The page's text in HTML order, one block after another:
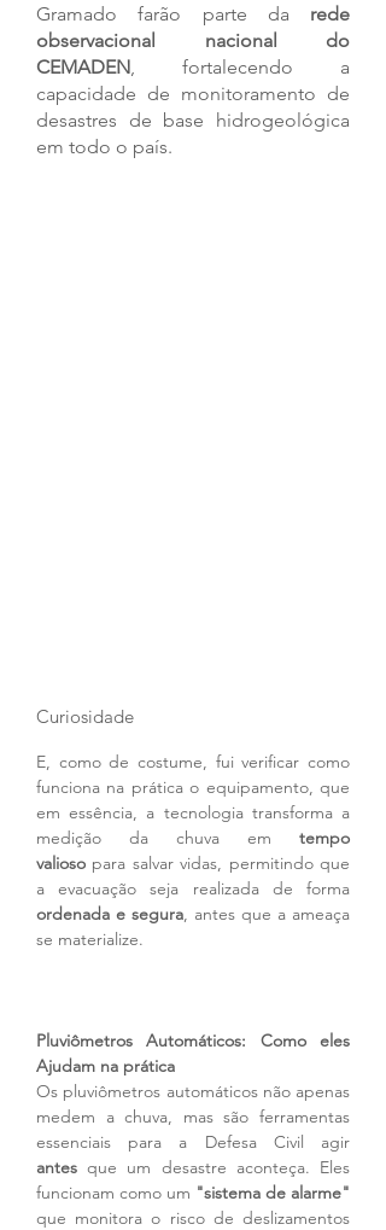
Gramado farão parte da rede
observacional nacional do
CEMADEN, fortalecendo a
capacidade de monitoramento de
desastres de base hidrogeológica
em todo o país.
Curiosidade
E, como de costume, fui verificar como
funciona na prática o equipamento, que
em essência, a tecnologia transforma a
medição da chuva em tempo
valioso para salvar vidas, permitindo que
ordenada e segura, antes que a ameaça
se materialize.
Pluviômetros Automáticos: Como eles
Ajudam na prática
Os pluviômetros automáticos não apenas
medem a chuva, mas são ferramentas
antes que um desastre aconteça. Eles
funcionam como um "sistema de alarme"
que monitora o risco de deslizamentos